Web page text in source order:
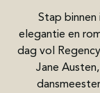
Stap binnen
elegantie en
dag vol
Jane